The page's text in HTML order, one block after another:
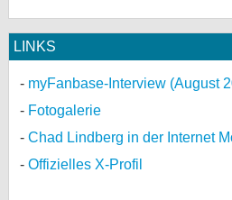
LINKS
myFanbase-Interview (August
Fotogalerie
Chad Lindberg in der Internet
Offizielles X-Profil